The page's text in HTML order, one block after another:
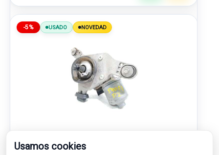
-5% USADO NOVEDAD
161395588222 1137328710
Usamos cookies